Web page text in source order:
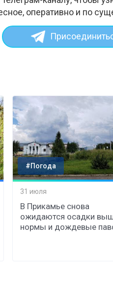
оперативно и по
#Погода
31 июля
В Прикамье снова
ожидаются осадки
нормы и дождевые